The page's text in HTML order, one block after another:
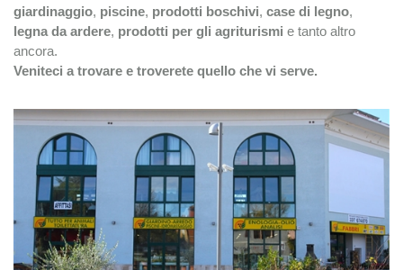
giardinaggio, piscine, prodotti boschivi, case di legno,
legna da ardere, prodotti per gli agriturismi e tanto altro
ancora.
Veniteci a trovare e troverete quello che vi serve.